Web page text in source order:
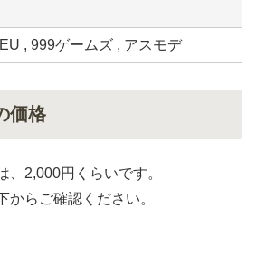
, 999ゲームズ , アスモデ
価格
、2,000円くらいです。
からご確認ください。